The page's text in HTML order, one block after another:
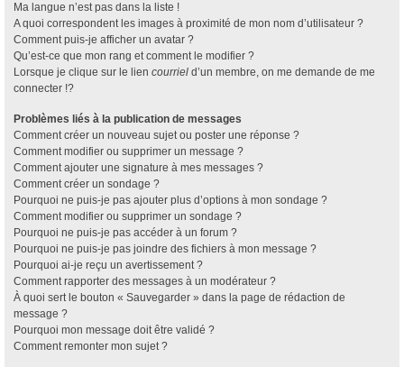
Ma langue n’est pas dans la liste !
A quoi correspondent les images à proximité de mon nom d’utilisateur ?
Comment puis-je afficher un avatar ?
Qu’est-ce que mon rang et comment le modifier ?
Lorsque je clique sur le lien courriel d’un membre, on me demande de me
connecter !?
Problèmes liés à la publication de messages
Comment créer un nouveau sujet ou poster une réponse ?
Comment modifier ou supprimer un message ?
Comment ajouter une signature à mes messages ?
Comment créer un sondage ?
Pourquoi ne puis-je pas ajouter plus d’options à mon sondage ?
Comment modifier ou supprimer un sondage ?
Pourquoi ne puis-je pas accéder à un forum ?
Pourquoi ne puis-je pas joindre des fichiers à mon message ?
Pourquoi ai-je reçu un avertissement ?
Comment rapporter des messages à un modérateur ?
À quoi sert le bouton « Sauvegarder » dans la page de rédaction de
message ?
Pourquoi mon message doit être validé ?
Comment remonter mon sujet ?